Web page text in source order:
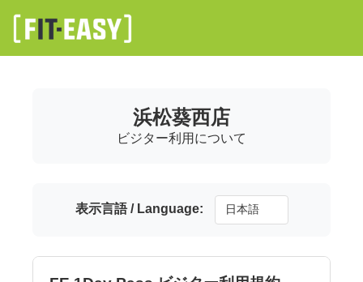
浜松葵西店
ビジター利用について
表示言語 / Language: